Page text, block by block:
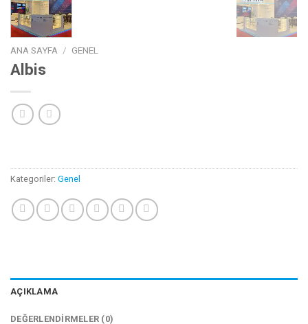
ANA SAYFA / GENEL
Albis
Kategoriler: Genel
AÇIKLAMA
DEĞERLENDIRMELER (0)